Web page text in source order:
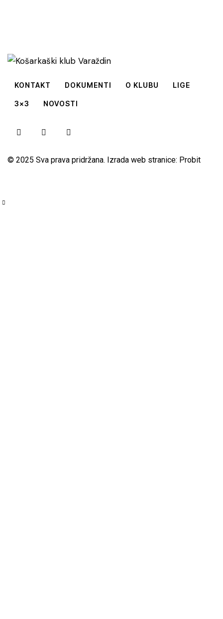
KONTAKT DOKUMENTI O KLUBU LIGE
3×3 NOVOSTI
© 2025 Sva prava pridržana. Izrada web stranice: Probit